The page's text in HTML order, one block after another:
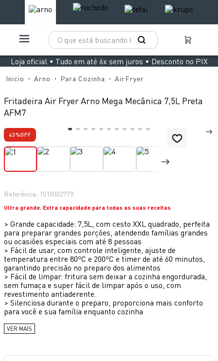
O que está buscando hoje?
Loja oficial • Tudo em até 6x sem juros • Desconto no PIX
Arno Para Cozinha AirFryer
Fritadeira Air Fryer Arno Mega Mecânica 7,5L Preta
AFM7
43%OFF
Referência: 1510002779
Ultra grande. Extra capacidade para todas as suas receitas
> Grande capacidade: 7,5L, com cesto XXL quadrado, perfeita
para preparar grandes porções, atendendo famílias grandes
ou ocasiões especiais com até 8 pessoas
> Fácil de usar, com controle inteligente, ajuste de
temperatura entre 80ºC e 200ºC e timer de até 60 minutos,
garantindo precisão no preparo dos alimentos
> Fácil de limpar: fritura sem deixar a cozinha engordurada,
sem fumaça e super fácil de limpar após o uso, com
revestimento antiaderente.
> Silenciosa durante o preparo, proporciona mais conforto
para você e sua família enquanto cozinha
VER MAIS
TERMOS MAIS BUSCADOS
8º
vaporizador pure pop
9º
clipso vermelha
10º lightmix